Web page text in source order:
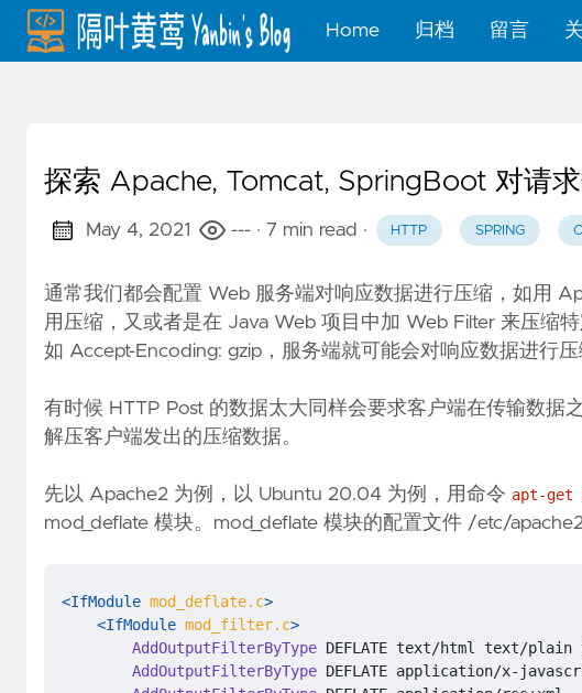
Home 归档 留言
探索 Apache, Tomcat, SpringBoot 对请
May 4, 2021 --- · 7 min read · HTTP SPRING
通常我们都会配置 Web 服务端对响应数据进行压缩，如用
用压缩，又或者是在 Java Web 项目中加 Web Filter 来压缩
如 Accept-Encoding: gzip，服务端就可能会对响应数据进行
有时候 HTTP Post 的数据太大同样会要求客户端在传输数据
解压客户端发出的压缩数据。
先以 Apache2 为例，以 Ubuntu 20.04 为例，用命令 apt-get
mod_deflate 模块。mod_deflate 模块的配置文件 /etc/
<IfModule mod_deflate.c>
<IfModule mod_filter.c>
AddOutputFilterByType
AddOutputFilterByType